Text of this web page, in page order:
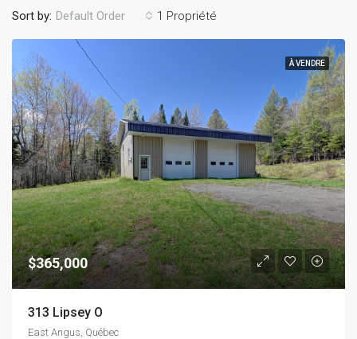
1 Propriété
Sort by: Default Order
À VENDRE
$365,000
313 Lipsey O
East Angus, Québec